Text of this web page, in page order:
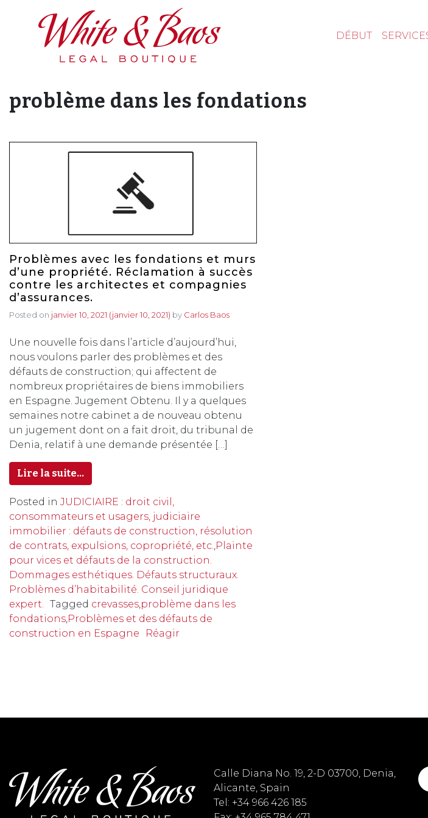
Main Navigation DÉBUT
problème dans les fondations
Problèmes avec les fondations et murs
d’une propriété. Réclamation à succès
contre les architectes et compagnies
d’assurances.
Posted on janvier 10, 2021 (janvier 10, 2021) by Carlos Baos
Une nouvelle fois dans l’article d’aujourd’hui,
nous voulons parler des problèmes et des
défauts de construction; qui affectent de
nombreux propriétaires de biens immobiliers
en Espagne. Jugement Obtenu. Il y a quelques
semaines notre cabinet a de nouveau obtenu
un jugement dont on a fait droit, du tribunal de
Denia, relatif à une demande présentée […]
Lire la suite…
Posted in JUDICIAIRE : droit civil,
consommateurs et usagers, judiciaire
immobilier : défauts de construction, résolution
de contrats, expulsions, copropriété, etc.,Plainte
pour vices et défauts de la construction.
Dommages esthétiques. Défauts structuraux.
Problèmes d’habitabilité. Conseil juridique
expert. Tagged crevasses,problème dans les
fondations,Problèmes et des défauts de
construction en Espagne
Réagir
Calle Diana No. 19, 2-D 03700, Denia,
Alicante, Spain
Tel: +34 966 426 185